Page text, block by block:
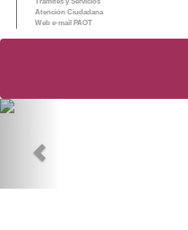
Atención Ciudadana
Web e-mail PAOT